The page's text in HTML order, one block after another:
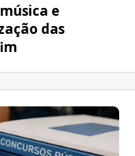
e
das